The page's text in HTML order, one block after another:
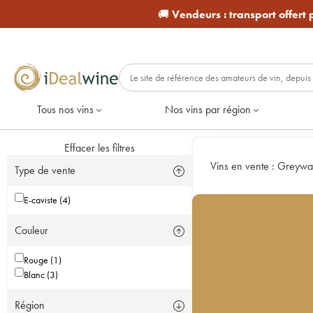
🚚 Vendeurs :transport offert
Tous nos vins Nos vins par région
Effacer les filtres
Type de vente
E-caviste (4)
Couleur
Rouge (1)
Blanc (3)
Région
Vins en vente :